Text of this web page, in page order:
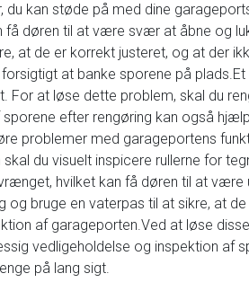
kan støde på med dine
døren til at være svær at åbne og
at de er korrekt justeret, og at der
at banke sporene på
For at løse dette problem, skal du
efter rengøring kan også
problemer med garageportens
du visuelt inspicere rullerne for
hvilket kan få døren til at
bruge en vaterpas til at sikre, at
af garageporten.Ved at løse
vedligeholdelse og inspektion af
på lang sigt.